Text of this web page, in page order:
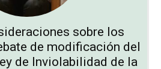
sobre los
de modificación del
de Inviolabilidad de la